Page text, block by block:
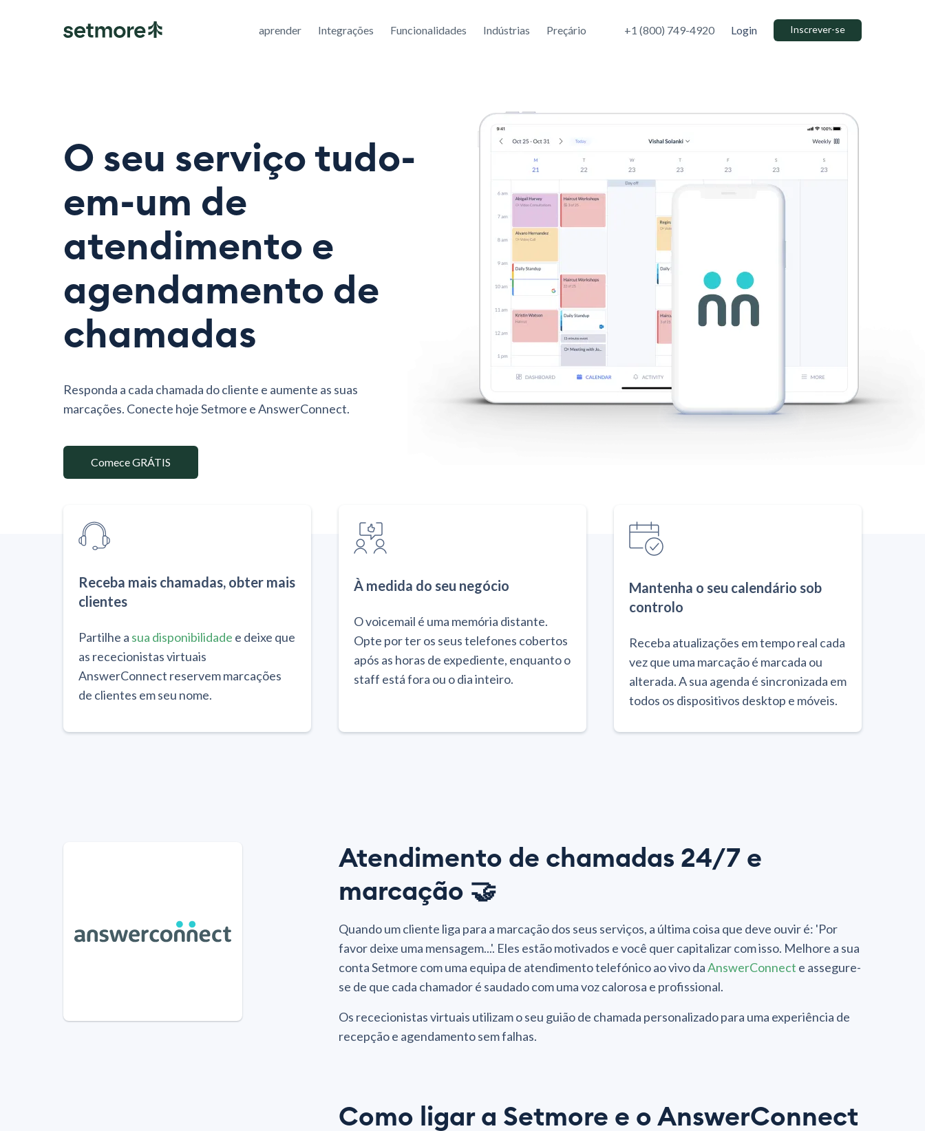
aprender Integrações Funcionalidades Indústrias Preçário +1 (800) 749-4920 Login Inscrever-se
O seu serviço tudo-
em-um de
atendimento e
agendamento de
chamadas
Responda a cada chamada do cliente e aumente as suas
marcações. Conecte hoje Setmore e AnswerConnect.
Comece GRÁTIS
Receba mais chamadas, obter mais
clientes
Partilhe a sua disponibilidade e deixe que
as rececionistas virtuais
AnswerConnect reservem marcações
de clientes em seu nome.
À medida do seu negócio
O voicemail é uma memória distante.
Opte por ter os seus telefones cobertos
após as horas de expediente, enquanto o
staff está fora ou o dia inteiro.
Mantenha o seu calendário sob
controlo
Receba atualizações em tempo real cada
vez que uma marcação é marcada ou
alterada. A sua agenda é sincronizada em
todos os dispositivos desktop e móveis.
Atendimento de chamadas 24/7 e
marcação 🤝
Quando um cliente liga para a marcação dos seus serviços, a última coisa que deve ouvir é: 'Por
favor deixe uma mensagem...'. Eles estão motivados e você quer capitalizar com isso. Melhore a sua
conta Setmore com uma equipa de atendimento telefónico ao vivo daAnswerConnect e assegure-
se de que cada chamador é saudado com uma voz calorosa e profissional.
Os rececionistas virtuais utilizam o seu guião de chamada personalizado para uma experiência de
recepção e agendamento sem falhas.
Como ligar a Setmore e o AnswerConnect